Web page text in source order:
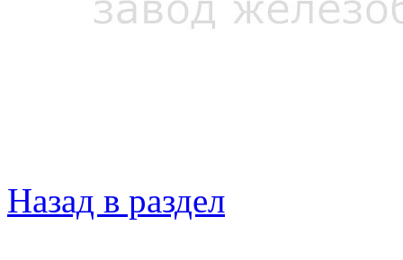
Назад в раздел